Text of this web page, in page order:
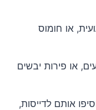
או חומוס
או פירות יבשים
אותם לדייסות,